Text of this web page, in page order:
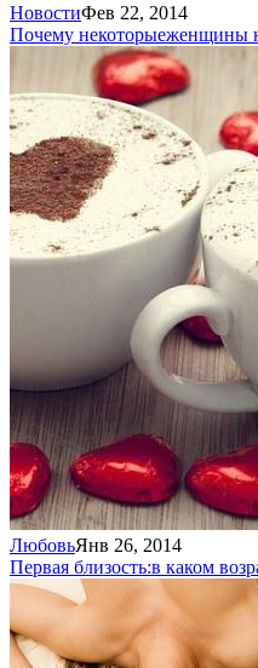
НовостиФев 22, 2014
Почему некоторыеженщины
ЛюбовьЯнв 26, 2014
Первая близость:в каком